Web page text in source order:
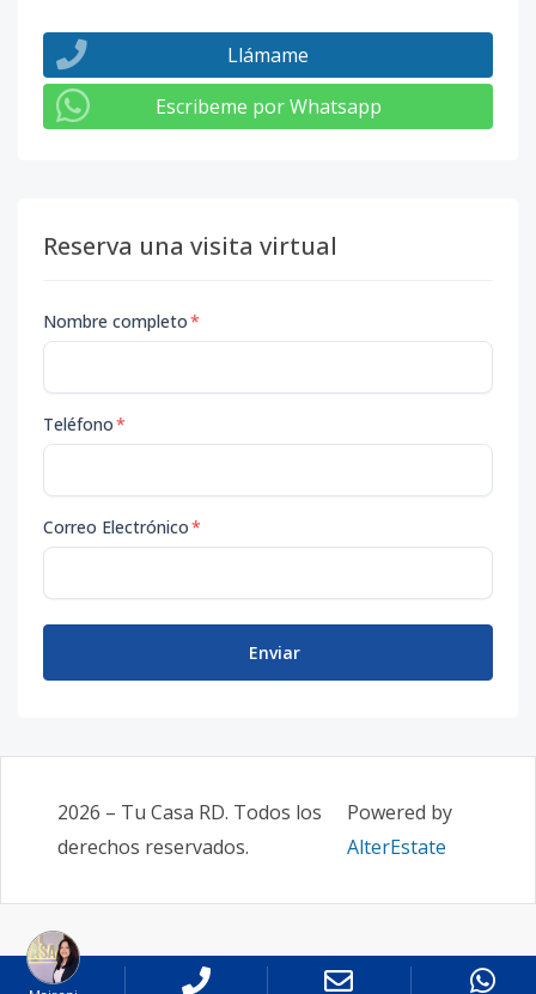
Llámame
Escribeme por Whatsapp
Reserva una visita virtual
Nombre completo*
Teléfono*
Correo Electrónico*
Enviar
2026 – Tu Casa RD. Todos los
derechos reservados.
Powered by
AlterEstate